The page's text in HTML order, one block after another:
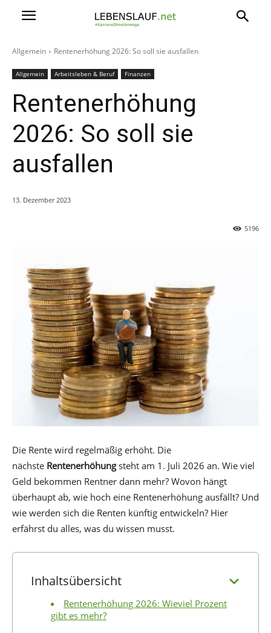
Allgemein Rentenerhöhung 2026: So soll sie ausfallen
Allgemein Arbeitsleben & Beruf Finanzen
Rentenerhöhung
2026: So soll sie
ausfallen
13. Dezember 2023
5196
Die Rente wird regelmäßig erhöht. Die
nächste Rentenerhöhungsteht am 1. Juli 2026 an. Wie viel
Geld bekommen Rentner dann mehr? Wovon hängt
überhaupt ab, wie hoch eine Rentenerhöhung ausfällt? Und
wie werden sich die Renten künftig entwickeln? Hier
erfährst du alles, was du wissen musst.
Inhaltsübersicht
Rentenerhöhung 2026: Wieviel Prozent
gibt es mehr?